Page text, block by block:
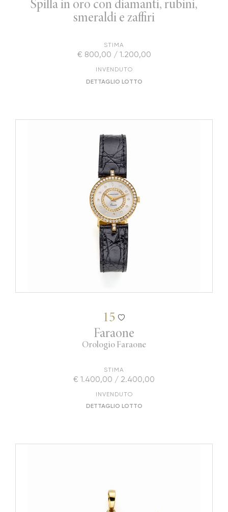
Spilla in oro con diamanti, rubini,
smeraldi e zaffiri
STIMA
€ 800,00 / 1.200,00
INVENDUTO
DETTAGLIO LOTTO
15
Faraone
Orologio Faraone
STIMA
€ 1.400,00 / 2.400,00
INVENDUTO
DETTAGLIO LOTTO